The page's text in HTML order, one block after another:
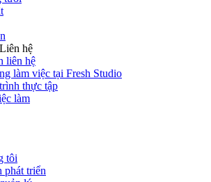
hệ
liên hệ
làm việc tại Fresh Studio
thực tập
làm
tôi
phát triển